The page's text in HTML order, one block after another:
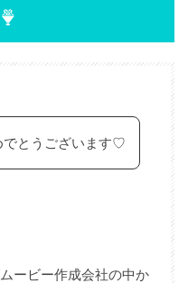
でとうございます♡
ービー作成会社の中か